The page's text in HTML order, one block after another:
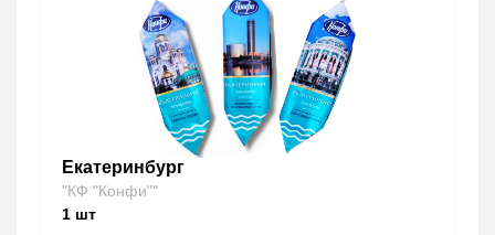
Екатеринбург
"КФ "Конфи""
1 шт